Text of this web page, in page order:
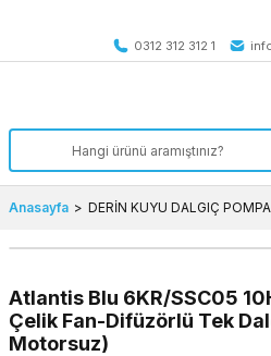
0312 312 312 1
Anasayfa DERİN KUYU DALGIÇ POMPA
Atlantis Blu 6KR/SSC05
Çelik Fan-Difüzörlü Tek
Motorsuz)